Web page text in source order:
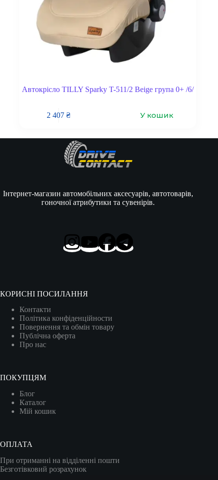
Автокрісло TILLY Sparky T-511/2 Beige група 0+ /6/
2 407₴ У кошик
Інтернет-магазин автомобільних аксесуарів, автотоварів,
гоночної атрибутики та сувенірів.
КОРИСНІ ПОСИЛАННЯ
Контакти
Політика конфіденційности
Повернення та обмін товару
Публічна оферта
Про нас
ПОКУПЦЯМ
Блог
Каталог
Мій кошик
ОПЛАТА
При отриманні на відділенні пошти
Безготівковий розрахунок